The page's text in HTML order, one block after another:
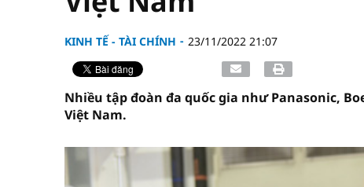
KINH TẾ - TÀI CHÍNH 23/11/2022 21:07
Nhiều tập đoàn đa quốc gia như Panasonic,
Việt Nam.